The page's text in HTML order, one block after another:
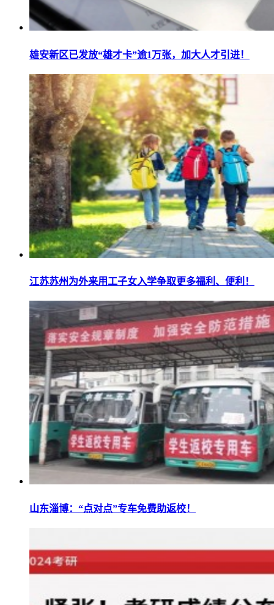
雄安新区已发放“雄才卡”逾1万张，加大人才引进！
江苏苏州为外来用工子女入学争取更多福利、便利！
山东淄博：“点对点”专车免费助返校！